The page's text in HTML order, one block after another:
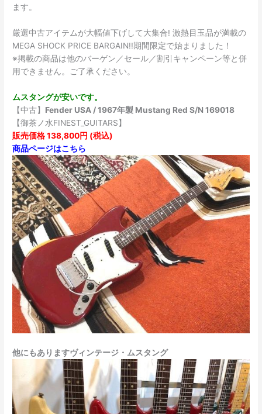
ます。
厳選中古アイテムが大幅値下げして大集合! 激熱目玉品が満載の
MEGA SHOCK PRICE BARGAIN!!期間限定で始まりました！
※掲載の商品は他のバーゲン／セール／割引キャンペーン等と併
用できません。ご了承ください。
ムスタングが安いです。
【中古】 Fender USA / 1967年製 Mustang Red S/N 169018
【御茶ノ水FINEST_GUITARS】
販売価格 138,800円 (税込)
商品ページはこちら
他にもありますヴィンテージ・ムスタング